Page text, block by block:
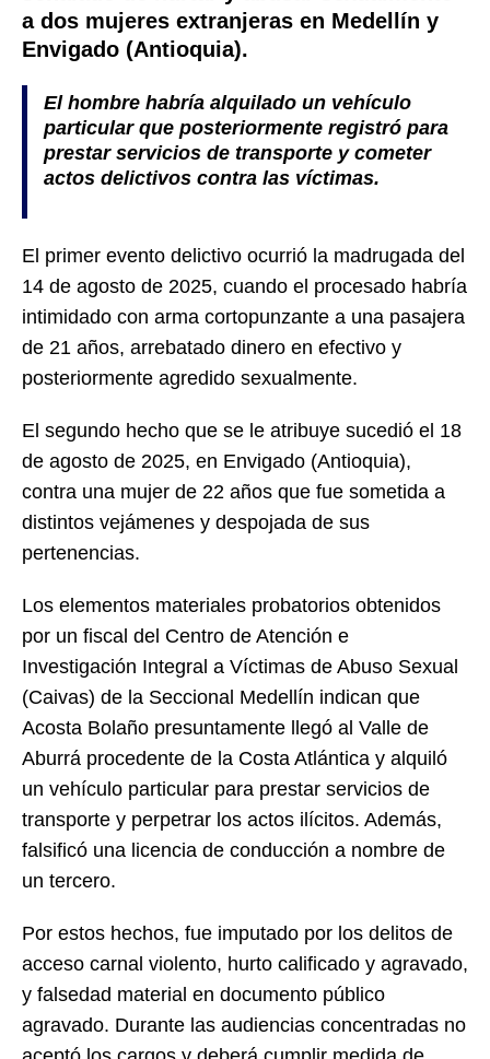
a dos mujeres extranjeras en Medellín y
Envigado (Antioquia).
El hombre habría alquilado un vehículo
particular que posteriormente registró para
prestar servicios de transporte y cometer
actos delictivos contra las víctimas.
El primer evento delictivo ocurrió la madrugada del
14 de agosto de 2025, cuando el procesado habría
intimidado con arma cortopunzante a una pasajera
de 21 años, arrebatado dinero en efectivo y
posteriormente agredido sexualmente.
El segundo hecho que se le atribuye sucedió el 18
de agosto de 2025, en Envigado (Antioquia),
contra una mujer de 22 años que fue sometida a
distintos vejámenes y despojada de sus
pertenencias.
Los elementos materiales probatorios obtenidos
por un fiscal del Centro de Atención e
Investigación Integral a Víctimas de Abuso Sexual
(Caivas) de la Seccional Medellín indican que
Acosta Bolaño presuntamente llegó al Valle de
Aburrá procedente de la Costa Atlántica y alquiló
un vehículo particular para prestar servicios de
transporte y perpetrar los actos ilícitos. Además,
falsificó una licencia de conducción a nombre de
un tercero.
Por estos hechos, fue imputado por los delitos de
acceso carnal violento, hurto calificado y agravado,
y falsedad material en documento público
agravado. Durante las audiencias concentradas no